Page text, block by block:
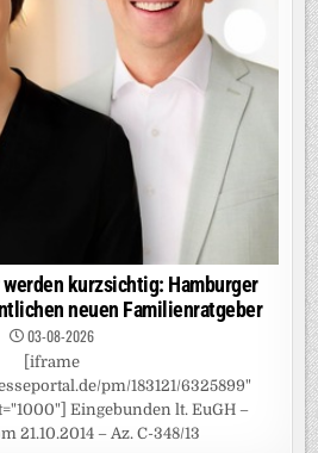
kurzsichtig: Hamburger
neuen Familienratgeber
03-08-2026
[iframe
pm/183121/6325899"
Eingebunden lt. EuGH –
21.10.2014 – Az. C-348/13